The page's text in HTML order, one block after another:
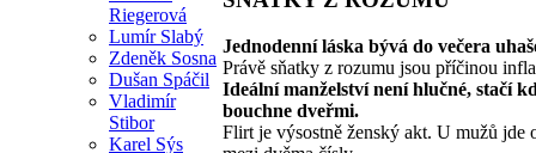
Riegerová
Lumír Slabý
Zdeněk Sosna
Dušan Spáčil
Vladimír
Stibor
Karel Sýs
Jednodenní láska bývá do večera
Právě sňatky z rozumu jsou příčinou
Ideální manželství není hlučné, stačí
bouchne dveřmi.
Flirt je výsostně ženský akt. U mužů jde